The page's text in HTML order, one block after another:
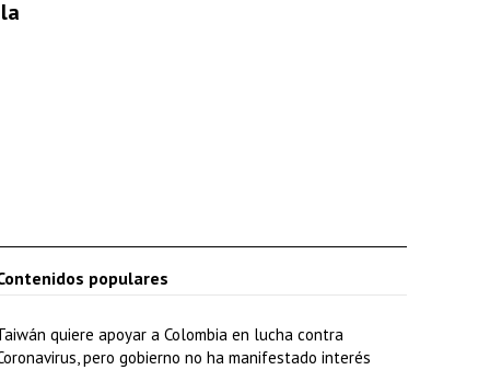
i
s
i
populares
quiere apoyar a Colombia en lucha contra
pero gobierno no ha manifestado interés